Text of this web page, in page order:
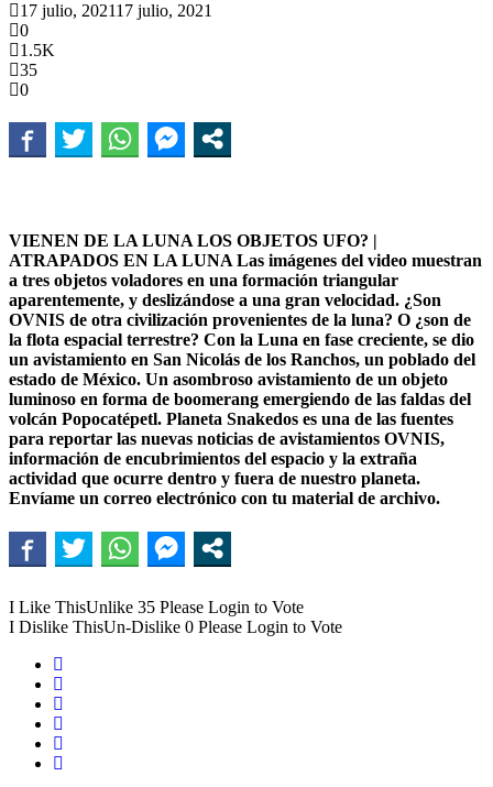
17 julio, 202117 julio, 2021
0
1.5K
35
0
VIENEN DE LA LUNA LOS OBJETOS UFO? |
ATRAPADOS EN LA LUNA Las imágenes del video muestran
a tres objetos voladores en una formación triangular
aparentemente, y deslizándose a una gran velocidad. ¿Son
OVNIS de otra civilización provenientes de la luna? O ¿son de
la flota espacial terrestre? Con la Luna en fase creciente, se dio
un avistamiento en San Nicolás de los Ranchos, un poblado del
estado de México. Un asombroso avistamiento de un objeto
luminoso en forma de boomerang emergiendo de las faldas del
volcán Popocatépetl. Planeta Snakedos es una de las fuentes
para reportar las nuevas noticias de avistamientos OVNIS,
información de encubrimientos del espacio y la extraña
actividad que ocurre dentro y fuera de nuestro planeta.
Envíame un correo electrónico con tu material de archivo.
I Like ThisUnlike 35 Please Login to Vote
I Dislike ThisUn-Dislike 0 Please Login to Vote